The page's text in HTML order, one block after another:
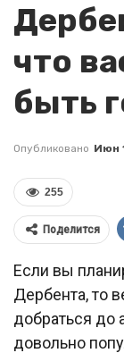
что
быть
Опубликовано Июн
255
Поделится
Если вы
Дербента, то
добраться до
довольно